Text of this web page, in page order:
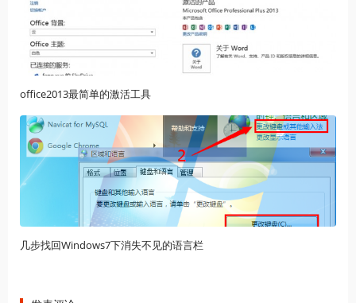
office2013最简单的激活工具
几步找回Windows7下消失不见的语言栏